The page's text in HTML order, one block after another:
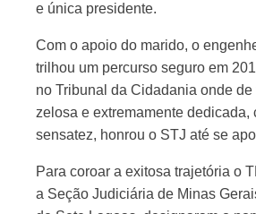
e única presidente.
Com o apoio do marido, o
trilhou um percurso seguro em
no Tribunal da Cidadania onde de
zelosa e extremamente dedicada,
sensatez, honrou o STJ até se
Para coroar a exitosa trajetória o
a Seção Judiciária de Minas